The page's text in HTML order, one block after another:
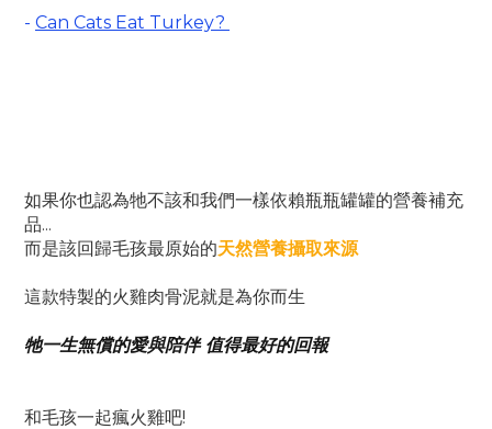
- Can Cats Eat Turkey?
如果你也認為牠不該和我們一樣依賴瓶瓶罐罐的營養補充
品...
而是該回歸毛孩最原始的天然營養攝取來源
這款特製的火雞肉骨泥就是為你而生
牠一生無償的愛與陪伴 值得最好的回報
和毛孩一起瘋火雞吧!